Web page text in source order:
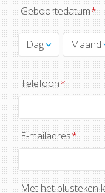
Geboortedatum*
Telefoon*
E-mailadres*
Met het plusteken